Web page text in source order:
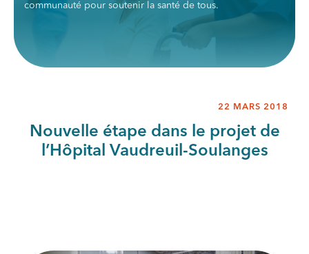
communauté pour soutenir la santé de tous.
22 MARS 2018
Nouvelle étape dans le projet de
l’Hôpital Vaudreuil-Soulanges